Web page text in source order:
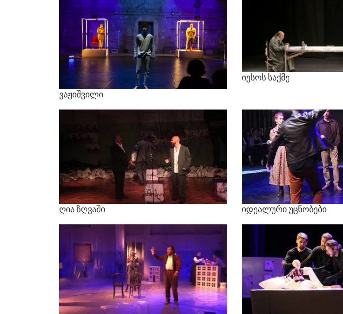
ვაჟიშვილი
იესოს საქმე
ღიაზღვაში იდეალურიუცნობები